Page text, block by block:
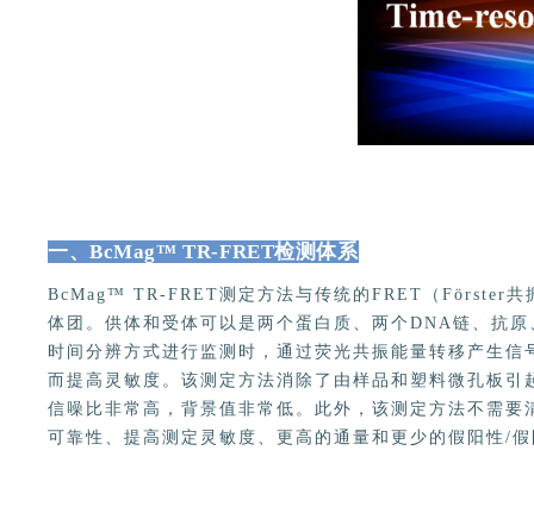
一、BcMag™ TR-FRET检测体系
BcMag™ TR-FRET测定方法与传统的FRET（Förster共
体团。供体和受体可以是两个蛋白质、两个DNA链、抗
时间分辨方式进行监测时，通过荧光共振能量转移产生
而提高灵敏度。该测定方法消除了由样品和塑料微孔板
信噪比非常高，背景值非常低。此外，该测定方法不需
可靠性、提高测定灵敏度、更高的通量和更少的假阳性/